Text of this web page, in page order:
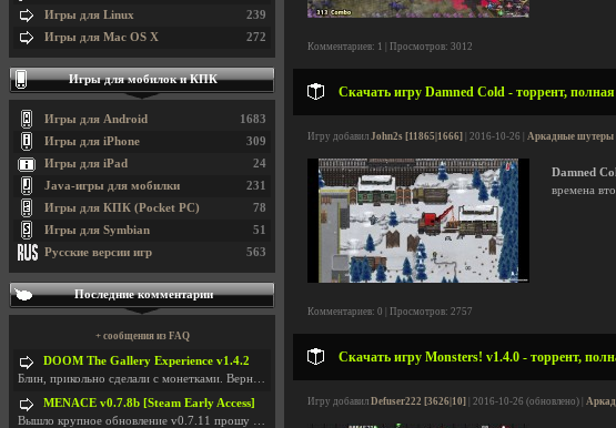
Комментариев: 1 | Просмотров: 3012
Скачать игру Damned Cold - торрент, полная
Игру добавил John2s [11865|1666] | 2016-10-26 | Аркадные шутеры
Damned
времена
Комментариев: 0 | Просмотров: 2757
Скачать игру Monsters! v1.4.0 - торрент,
Игру добавил Defuser222 [3626|10] | 2016-10-26 (обновлено) |
239
Игры для Linux
272
Игры для Mac OS X
Игры для мобилок и КПК
1683
Игры для Android
309
Игры для iPhone
24
Игры для iPad
231
Java-игры для мобилки
78
Игры для КПК (Pocket PC)
51
Игры для Symbian
563
Русские версии игр
Последние комментарии
+ сообщения из FAQ
DOOM The Gallery Experience v1.4.2
Блин, прикольно сделали с монетками. Вернулся в св
MENACE v0.7.8b [Steam Early Access]
Вышло крупное обновление v0.7.11 прошу обновить